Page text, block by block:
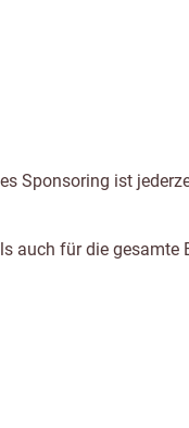
Sponsoring ist
auch für die gesamte